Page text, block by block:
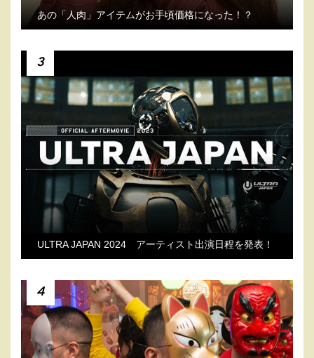
あの「人肉」アイテムがお手頃価格になった！？
3
ULTRA JAPAN 2024 アーティスト出演日程を発表！
4